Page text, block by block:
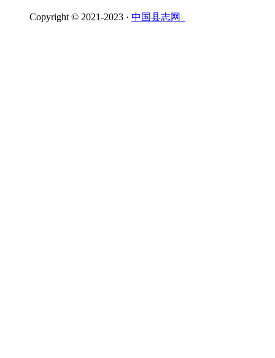
Copyright © 2021-2023 · 中国县志网